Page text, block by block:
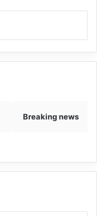
Breaking news